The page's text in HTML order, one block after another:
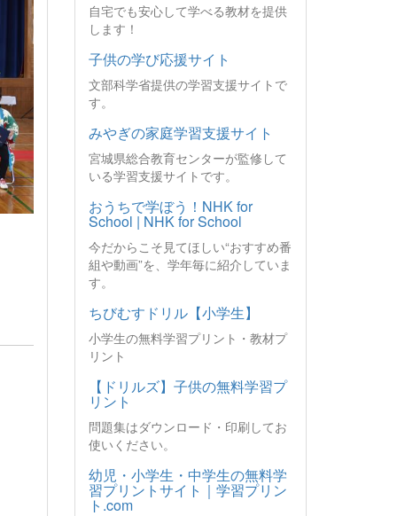
自宅でも安心して学べる教材を提供
します！
子供の学び応援サイト
文部科学省提供の学習支援サイトで
す。
みやぎの家庭学習支援サイト
宮城県総合教育センターが監修して
いる学習支援サイトです。
おうちで学ぼう！NHK for
School | NHK for School
今だからこそ見てほしい“おすすめ番
組や動画”を、学年毎に紹介していま
す。
ちびむすドリル【小学生】
小学生の無料学習プリント・教材プ
リント
【ドリルズ】子供の無料学習プ
リント
問題集はダウンロード・印刷してお
使いください。
幼児・小学生・中学生の無料学
習プリントサイト｜学習プリン
ト.com